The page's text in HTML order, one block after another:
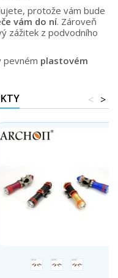
protože vám bude
vám do ní. Zároveň
zážitek z podvodního
pevném plastovém
>
<
červenámodráblack